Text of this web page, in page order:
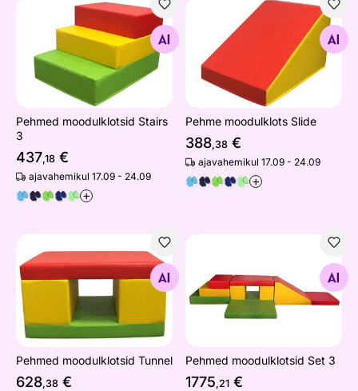
Pehmed moodulklotsid Stairs 3
Otsi sarnaseid
Pehmed moodulklotsid Stairs
3
437,18 €
ajavahemikul 17.09 - 24.09
+
Pehme moodulklots Slide
Otsi sarnaseid
Pehme moodulklots Slide
388,38 €
ajavahemikul 17.09 - 24.09
+
Pehmed moodulklotsid Tunnel
Otsi sarnaseid
Pehmed moodulklotsid Tunnel
628,38 €
Pehmed moodulklotsid Set 3
Otsi sarnaseid
Pehmed moodulklotsid Set 3
1775,21 €